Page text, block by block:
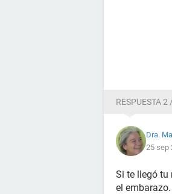
RESPUESTA 2
Dra.
25 sep
Si te llegó tu
el